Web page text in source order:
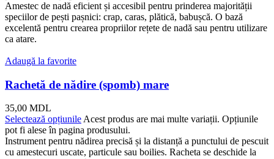
Amestec de nadă eficient și accesibil pentru prinderea majorității
speciilor de pești pașnici: crap, caras, plătică, babușcă. O bază
excelentă pentru crearea propriilor rețete de nadă sau pentru utilizare
ca atare.
Adaugă la favorite
Rachetă de nădire (spomb) mare
35,00 MDL
Selectează opțiunile Acest produs are mai multe variații. Opțiunile
pot fi alese în pagina produsului.
Instrument pentru nădirea precisă și la distanță a punctului de pescuit
cu amestecuri uscate, particule sau boilies. Racheta se deschide la